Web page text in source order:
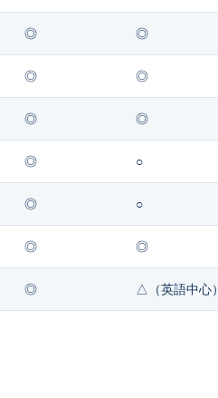
◎ ◎
◎ ◎
◎ ◎
◎ ○
◎ ○
◎ ◎
◎ △（英語中心）